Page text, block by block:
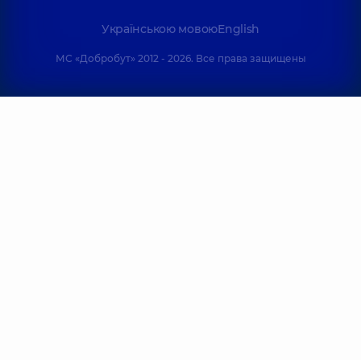
Українською мовоюEnglish
МС «Добробут» 2012 - 2026. Все права защищены